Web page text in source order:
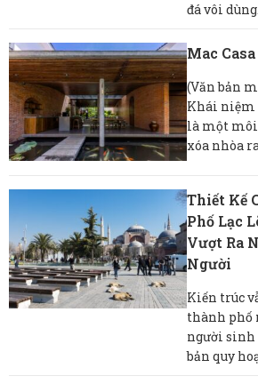
đá vôi
Mac Casa
(Văn bản
Khái niệm
là một môi
xóa nhòa
Thiết Kế
Phố Lạc
Vượt Ra
Người
Kiến trúc
thành phố
người sinh
bản quy